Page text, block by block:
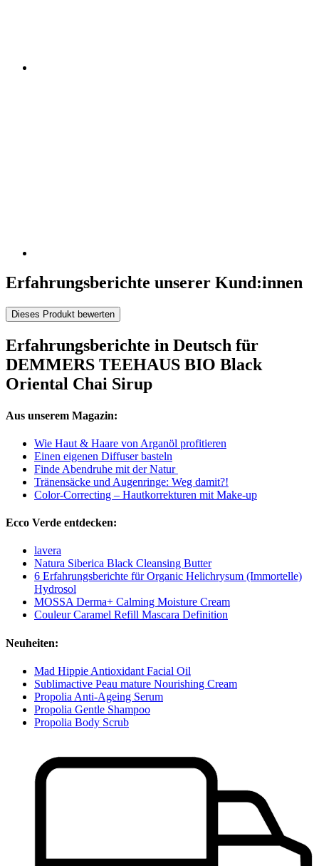
Erfahrungsberichte unserer Kund:innen
Dieses Produkt bewerten
Erfahrungsberichte in Deutsch für
DEMMERS TEEHAUS BIO Black
Oriental Chai Sirup
Aus unserem Magazin:
Wie Haut & Haare von Arganöl profitieren
Einen eigenen Diffuser basteln
Finde Abendruhe mit der Natur
Tränensäcke und Augenringe: Weg damit?!
Color-Correcting – Hautkorrekturen mit Make-up
Ecco Verde entdecken:
lavera
Natura Siberica Black Cleansing Butter
6 Erfahrungsberichte für Organic Helichrysum (Immortelle)
Hydrosol
MOSSA Derma+ Calming Moisture Cream
Couleur Caramel Refill Mascara Definition
Neuheiten:
Mad Hippie Antioxidant Facial Oil
Sublimactive Peau mature Nourishing Cream
Propolia Anti-Ageing Serum
Propolia Gentle Shampoo
Propolia Body Scrub